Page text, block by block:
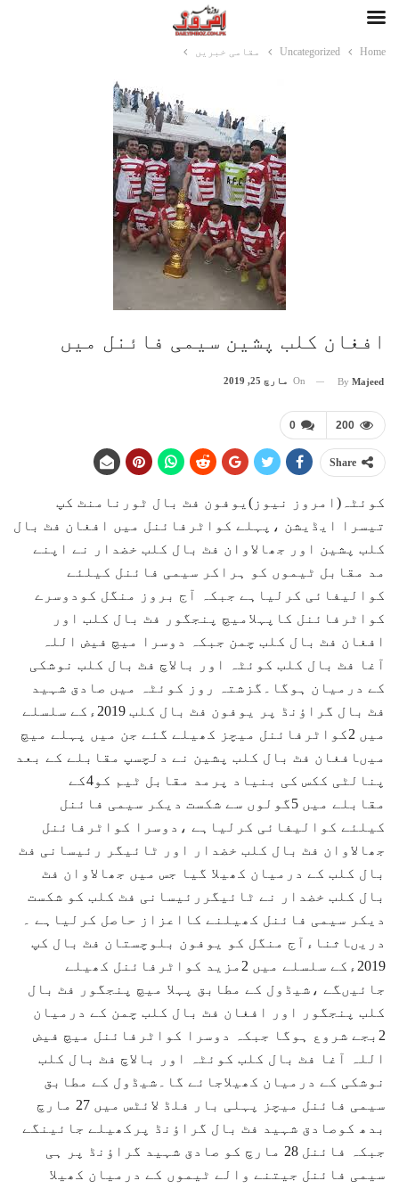
Home
Uncategorized مقامی خبریں
افغان کلب پشین سیمی فائنل میں
By Majeed
On مارچ 25, 2019
0 200
Share
کوئٹہ(امروز نیوز)یوفون فٹ بال ٹورنامنٹ کپ
تیسرا ایڈیشن ،پہلے کواٹرفائنل میں افغان فٹ بال
کلب پشین اور جھالاوان فٹ بال کلب خضدار نے اپنے
مد مقابل ٹیموں کو ہراکر سیمی فائنل کیلئے
کوالیفائی کرلیاہے جبکہ آج بروز منگل کودوسرے
کواٹرفائنل کاپہلامیچ پنجگور فٹ بال کلب اور
افغان فٹ بال کلب چمن جبکہ دوسرا میچ فیض اللہ
آغا فٹ بال کلب کوئٹہ اور بالاچ فٹ بال کلب نوشکی
کے درمیان ہوگا۔گزشتہ روز کوئٹہ میں صادق شہید
فٹ بال گراﺅنڈ پر یوفون فٹ بال کلب 2019ءکے سلسلے
میں 2کواٹرفائنل میچز کھیلے گئے جن میں پہلے میچ
میںافغان فٹ بال کلب پشین نے دلچسپ مقابلے کے بعد
پنالٹی ککس کی بنیاد پرمد مقابل ٹیم کو4کے
مقابلے میں 5گولوں سے شکست دیکر سیمی فائنل
کیلئے کوالیفائی کرلیاہے ،دوسرا کواٹرفائنل
جھالاوان فٹ بال کلب خضدار اور ٹائیگر رئیسانی فٹ
بال کلب کے درمیان کھیلا گیا جس میں جھالاوان فٹ
بال کلب خضدار نے ٹائیگررئیسانی فٹ کلب کو شکست
دیکر سیمی فائنل کھیلنے کااعزاز حاصل کرلیاہے ۔
دریںاثناءآج منگل کو یوفون بلوچستان فٹ بال کپ
2019ءکے سلسلے میں 2مزید کواٹرفائنل کھیلے
جائیںگے ،شیڈول کے مطابق پہلا میچ پنجگور فٹ بال
کلب پنجگور اور افغان فٹ بال کلب چمن کے درمیان
2بجے شروع ہوگا جبکہ دوسرا کواٹرفائنل میچ فیض
اللہ آغا فٹ بال کلب کوئٹہ اور بالاچ فٹ بال کلب
نوشکی کے درمیان کھیلاجائے گا۔شیڈول کے مطابق
سیمی فائنل میچز پہلی بار فلڈ لائٹس میں 27 مارچ
بدھ کوصادق شہید فٹ بال گراﺅنڈ پرکھیلے جائینگے
جبکہ فائنل 28 مارچ کو صادق شہید گراﺅنڈ پر ہی
سیمی فائنل جیتنے والے ٹیموں کے درمیان کھیلا